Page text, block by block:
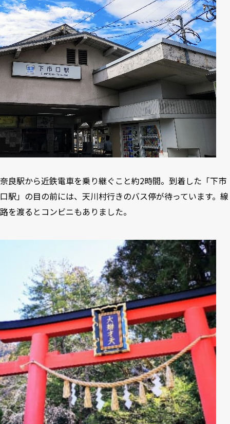
奈良駅から近鉄電車を乗り継ぐこと約2時間。到着した「下市
口駅」の目の前には、天川村行きのバス停が待っています。線
路を渡るとコンビニもありました。